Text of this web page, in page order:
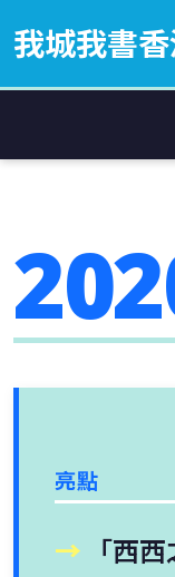
我城我書
亮點
「西